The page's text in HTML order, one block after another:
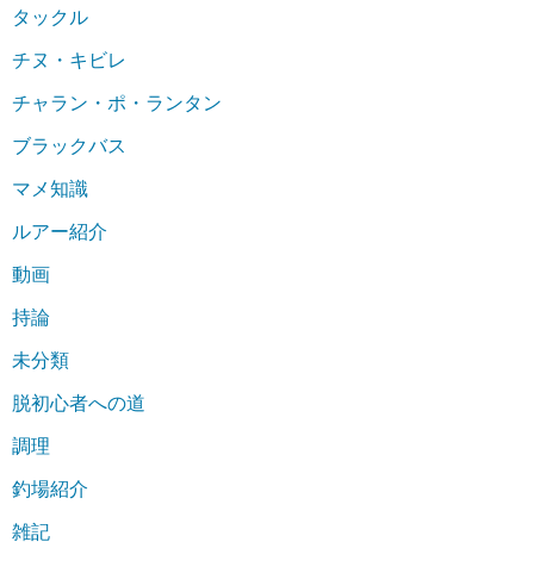
タックル
チヌ・キビレ
チャラン・ポ・ランタン
ブラックバス
マメ知識
ルアー紹介
動画
持論
未分類
脱初心者への道
調理
釣場紹介
雑記